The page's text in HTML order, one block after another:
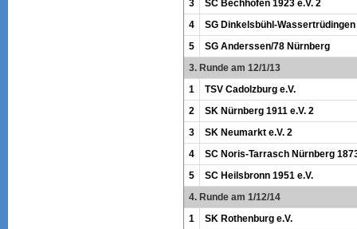
3
SC Bechhofen 1923 e.V. 2
4
SG Dinkelsbühl-Wassertrüdingen
5
SG Anderssen/78 Nürnberg
3. Runde am 12/1/13
1
TSV Cadolzburg e.V.
2
SK Nürnberg 1911 e.V. 2
3
SK Neumarkt e.V. 2
4
SC Noris-Tarrasch Nürnberg
5
SC Heilsbronn 1951 e.V.
4. Runde am 1/12/14
1
SK Rothenburg e.V.